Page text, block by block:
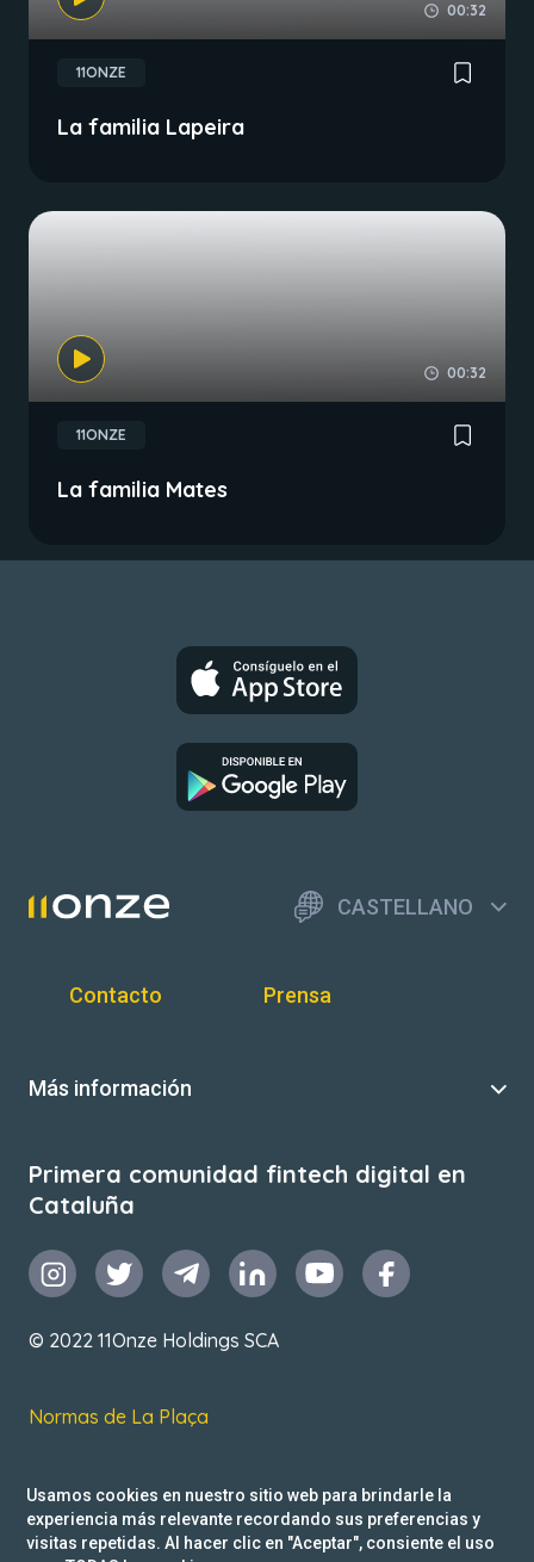
00:32
11ONZE
La familia Lapeira
00:32
11ONZE
La familia Mates
CASTELLANO
Contacto Prensa
Más información
Primera comunidad fintech digital en
Cataluña
© 2022 11Onze Holdings SCA
Normas de La Plaça
Política de privacidad
Usamos cookies en nuestro sitio web para brindarle la
experiencia más relevante recordando sus preferencias y
visitas repetidas. Al hacer clic en "Aceptar", consiente el uso